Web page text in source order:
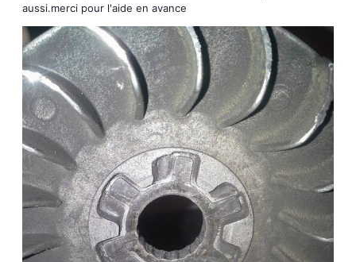
aussi.merci pour l'aide en avance